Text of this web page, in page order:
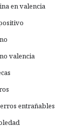
en valencia
valencia
entrañables